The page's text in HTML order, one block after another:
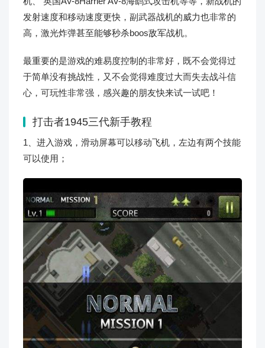
发射速度和移动速度更快，副武器战机的威力也非常的
高，激光炸弹甚至能够秒杀boos敌军战机。
最重要的是游戏的难易度控制的非常好，既不会觉得过
于简单没有挑战性，又不会觉得难度过大而失去战斗信
心，可玩性非常强，感兴趣的朋友快来试一试吧！
打击者1945三代新手教程
1、进入游戏，滑动屏幕可以移动飞机，左边有两个技能
可以使用；